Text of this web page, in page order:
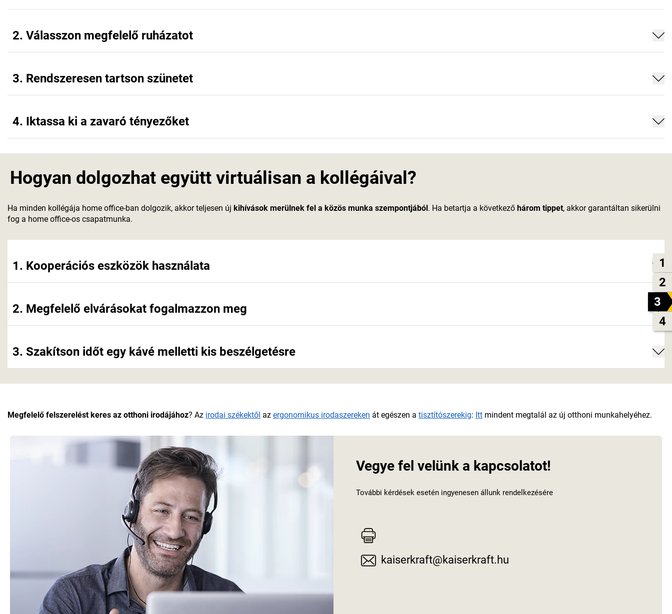
1
2
3
4
2. Válasszon megfelelő ruházatot
3. Rendszeresen tartson szünetet
4. Iktassa ki a zavaró tényezőket
Hogyan dolgozhat együtt virtuálisan a kollégáival?
Ha minden kollégája home office-ban dolgozik, akkor teljesen új kihívások merülnek fel a közös munka szempontjából. Ha betartja a következő három tippet, akkor garantáltan sikerülni
fog a home office-os csapatmunka.
1. Kooperációs eszközök használata
2. Megfelelő elvárásokat fogalmazzon meg
3. Szakítson időt egy kávé melletti kis beszélgetésre
Megfelelő felszerelést keres az otthoni irodájához? Az irodai székektől az ergonomikus irodaszereken át egészen a tisztítószerekig: Itt mindent megtalál az új otthoni munkahelyéhez.
Vegye fel velünk a kapcsolatot!
További kérdések esetén ingyenesen állunk rendelkezésére
kaiserkraft@kaiserkraft.hu